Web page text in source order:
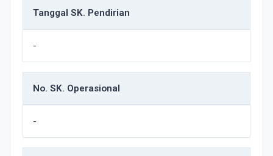
Tanggal SK. Pendirian
-
No. SK. Operasional
-